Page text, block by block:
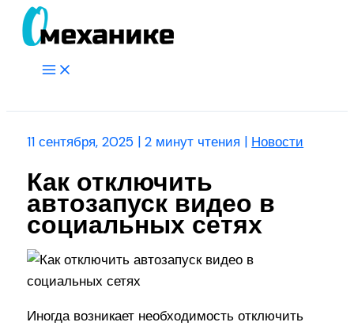
Перейти
Main
11 сентября, 2025 |2 минут чтения | Новости
Как отключить
автозапуск видео в
социальных сетях
Иногда возникает необходимость отключить